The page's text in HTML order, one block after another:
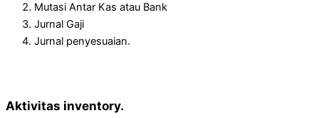
Mutasi Antar Kas atau Bank
Jurnal Gaji
Jurnal penyesuaian.
Aktivitas inventory.